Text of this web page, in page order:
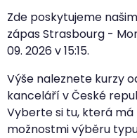
Zde poskytujeme
zápas Strasbourg -
09. 2026v15:15.
Výše naleznete kurzy
kanceláří v České
Vyberte si tu, která
možnostmi výběru